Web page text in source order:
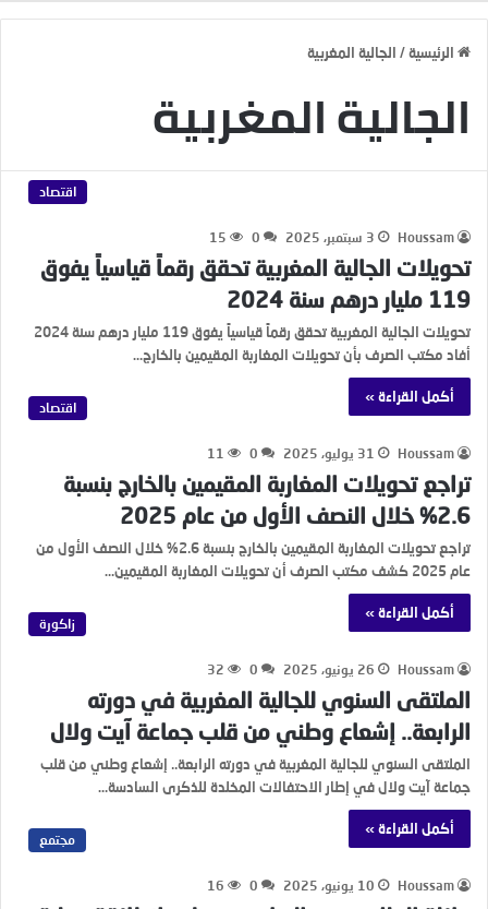
الرئيسية/ الجالية المغربية
الجالية المغربية
اقتصاد
Houssam 3 سبتمبر، 2025 0
15
تحويلات الجالية المغربية تحقق رقماً قياسياً يفوق
119 مليار درهم سنة 2024
تحويلات الجالية المغربية تحقق رقماً قياسياً يفوق 119 مليار درهم سنة 2024
أفاد مكتب الصرف بأن تحويلات المغاربة المقيمين بالخارج…
أكمل القراءة »
اقتصاد
Houssam 31 يوليو، 2025 0
11
تراجع تحويلات المغاربة المقيمين بالخارج بنسبة
2.6% خلال النصف الأول من عام 2025
تراجع تحويلات المغاربة المقيمين بالخارج بنسبة 2.6% خلال النصف الأول من
عام 2025 كشف مكتب الصرف أن تحويلات المغاربة المقيمين…
أكمل القراءة »
زاكورة
Houssam 26 يونيو، 2025 0
32
الملتقى السنوي للجالية المغربية في دورته
الرابعة.. إشعاع وطني من قلب جماعة آيت ولال
الملتقى السنوي للجالية المغربية في دورته الرابعة.. إشعاع وطني من قلب
جماعة آيت ولال في إطار الاحتفالات المخلدة للذكرى السادسة…
أكمل القراءة »
مجتمع
Houssam 10 يونيو، 2025 0
16